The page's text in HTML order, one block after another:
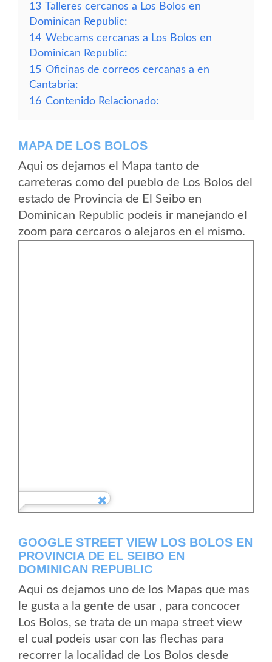
13 Talleres cercanos a Los Bolos en
Dominican Republic:
14 Webcams cercanas a Los Bolos en
Dominican Republic:
15 Oficinas de correos cercanas a en
Cantabria:
16 Contenido Relacionado:
MAPA DE LOS BOLOS
Aqui os dejamos el Mapa tanto de
carreteras como del pueblo de Los Bolos del
estado de Provincia de El Seibo en
Dominican Republic podeis ir manejando el
zoom para cercaros o alejaros en el mismo.
GOOGLE STREET VIEW LOS BOLOS EN
PROVINCIA DE EL SEIBO EN
DOMINICAN REPUBLIC
Aqui os dejamos uno de los Mapas que mas
le gusta a la gente de usar , para concocer
Los Bolos, se trata de un mapa street view
el cual podeis usar con las flechas para
recorrer la localidad de Los Bolos desde